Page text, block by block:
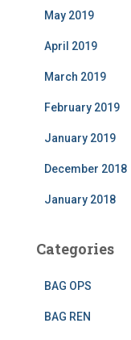
May 2019
April 2019
March 2019
February 2019
January 2019
December 2018
January 2018
Categories
BAG OPS
BAG REN